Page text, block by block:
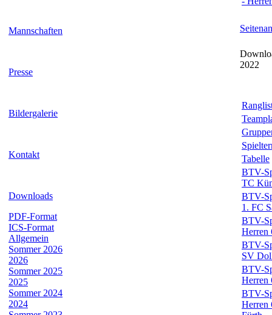
Mannschaften
Presse
Bildergalerie
Kontakt
Downloads
PDF-Format
ICS-Format
Allgemein
Sommer 2026
2026
Sommer 2025
2025
Sommer 2024
2024
2022
Tabelle
BTV-
TC
BTV-
1. FC
BTV-
Herren
BTV-
SV
BTV-
Herren
BTV-
Herren